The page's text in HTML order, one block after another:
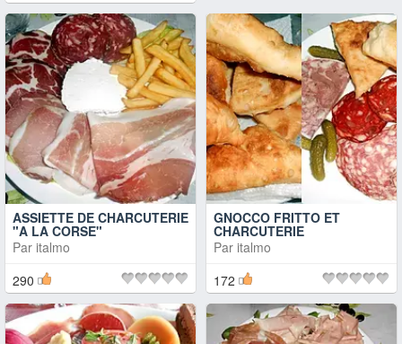
ASSIETTE DE CHARCUTERIE
"A LA CORSE"
Par italmo
290
GNOCCO FRITTO ET
CHARCUTERIE
Par italmo
172